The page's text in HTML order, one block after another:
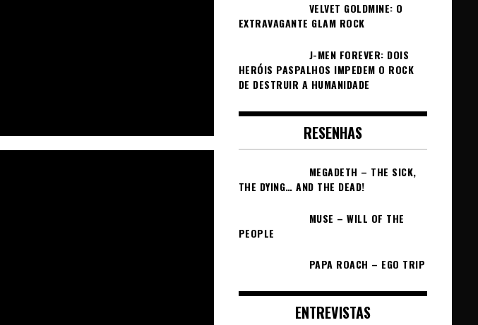
VELVET GOLDMINE: O
EXTRAVAGANTE GLAM ROCK
J-MEN FOREVER: DOIS
HERÓIS PASPALHOS IMPEDEM O ROCK
DE DESTRUIR A HUMANIDADE
RESENHAS
MEGADETH – THE SICK,
THE DYING… AND THE DEAD!
MUSE – WILL OF THE
PEOPLE
PAPA ROACH – EGO TRIP
ENTREVISTAS